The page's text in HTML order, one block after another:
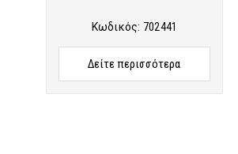
Κωδικός: 702441
Δείτε περισσότερα